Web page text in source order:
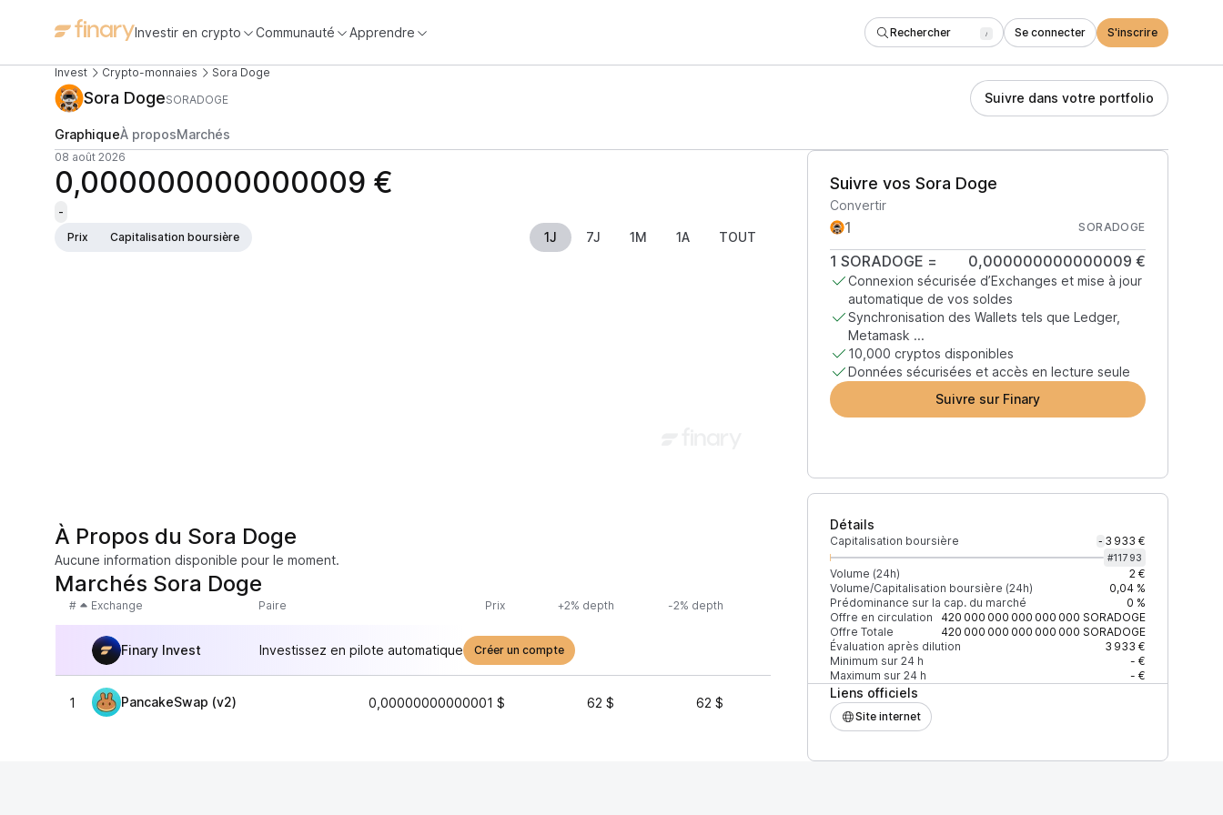
Investir en crypto Communauté Apprendre Rechercher / Se connecter S'inscrire
Invest Crypto-monnaies Sora Doge
Sora DogeSORADOGE Suivre dans votre portfolio
GraphiqueÀ proposMarchés
08 août 2026
0,000000000000009 €
-
Prix
Capitalisation boursière 1J 7J 1M 1A TOUT
Suivre vos Sora Doge
Convertir
SORADOGE
1 SORADOGE = 0,000000000000009 €
Connexion sécurisée d’Exchanges et mise à jour
automatique de vos soldes
Synchronisation des Wallets tels que Ledger,
Metamask ...
10,000 cryptos disponibles
Données sécurisées et accès en lecture seule
Suivre sur Finary
Détails
Capitalisation boursière - 3 933 €
#11793
Volume (24h)
2 €
Volume/Capitalisation boursière (24h)
0,04 %
Prédominance sur la cap. du marché
0 %
Offre en circulation
420 000 000 000 000 000 SORADOGE
Offre Totale
420 000 000 000 000 000 SORADOGE
Évaluation après dilution
3 933 €
Minimum sur 24 h
- €
Maximum sur 24 h
- €
Liens officiels
Site internet
À Propos du Sora Doge
Aucune information disponible pour le moment.
Marchés Sora Doge
# Exchange Paire Prix +2% depth -2% depth Volume (24h) % du volume Mis à jour
Finary Invest Investissez en pilote automatique Créer un compte
1 PancakeSwap (v2) 0,00000000000001 $ 62 $ 62 $ 2 $